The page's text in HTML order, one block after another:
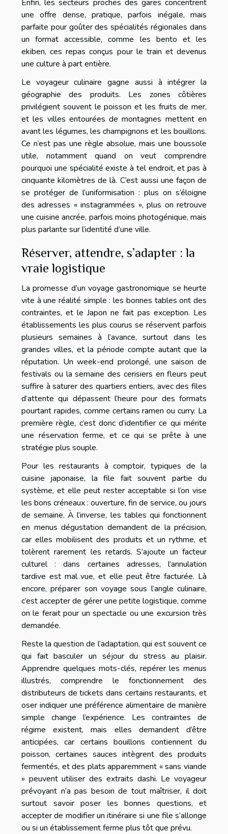
Enfin, les secteurs proches des gares concentrent
une offre dense, pratique, parfois inégale, mais
parfaite pour goûter des spécialités régionales dans
un format accessible, comme les bento et les
ekiben, ces repas conçus pour le train et devenus
une culture à part entière.
Le voyageur culinaire gagne aussi à intégrer la
géographie des produits. Les zones côtières
privilégient souvent le poisson et les fruits de mer,
et les villes entourées de montagnes mettent en
avant les légumes, les champignons et les bouillons.
Ce n’est pas une règle absolue, mais une boussole
utile, notamment quand on veut comprendre
pourquoi une spécialité existe à tel endroit, et pas à
cinquante kilomètres de là. C’est aussi une façon de
se protéger de l’uniformisation : plus on s’éloigne
des adresses « instagrammées », plus on retrouve
une cuisine ancrée, parfois moins photogénique, mais
plus parlante sur l’identité d’une ville.
Réserver, attendre, s’adapter : la
vraie logistique
La promesse d’un voyage gastronomique se heurte
vite à une réalité simple : les bonnes tables ont des
contraintes, et le Japon ne fait pas exception. Les
établissements les plus courus se réservent parfois
plusieurs semaines à l’avance, surtout dans les
grandes villes, et la période compte autant que la
réputation. Un week-end prolongé, une saison de
festivals ou la semaine des cerisiers en fleurs peut
suffire à saturer des quartiers entiers, avec des files
d’attente qui dépassent l’heure pour des formats
pourtant rapides, comme certains ramen ou curry. La
première règle, c’est donc d’identifier ce qui mérite
une réservation ferme, et ce qui se prête à une
stratégie plus souple.
Pour les restaurants à comptoir, typiques de la
cuisine japonaise, la file fait souvent partie du
système, et elle peut rester acceptable si l’on vise
les bons créneaux : ouverture, fin de service, ou jours
de semaine. À l’inverse, les tables qui fonctionnent
en menus dégustation demandent de la précision,
car elles mobilisent des produits et un rythme, et
tolèrent rarement les retards. S’ajoute un facteur
culturel : dans certaines adresses, l’annulation
tardive est mal vue, et elle peut être facturée. Là
encore, préparer son voyage sous l’angle culinaire,
c’est accepter de gérer une petite logistique, comme
on le ferait pour un spectacle ou une excursion très
demandée.
Reste la question de l’adaptation, qui est souvent ce
qui fait basculer un séjour du stress au plaisir.
Apprendre quelques mots-clés, repérer les menus
illustrés, comprendre le fonctionnement des
distributeurs de tickets dans certains restaurants, et
oser indiquer une préférence alimentaire de manière
simple change l’expérience. Les contraintes de
régime existent, mais elles demandent d’être
anticipées, car certains bouillons contiennent du
poisson, certaines sauces intègrent des produits
fermentés, et des plats apparemment « sans viande
» peuvent utiliser des extraits dashi. Le voyageur
prévoyant n’a pas besoin de tout maîtriser, il doit
surtout savoir poser les bonnes questions, et
accepter de modifier un itinéraire si une file s’allonge
ou si un établissement ferme plus tôt que prévu.